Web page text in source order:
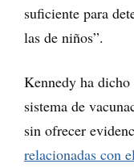
suficiente para
las de niños”.
Kennedy ha dicho
sistema de
sin ofrecer
relacionadas con